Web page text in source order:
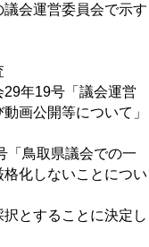
会運営委員会で示す
年19号「議会運営
画公開等について」
鳥取県議会での一
化しないことについ
とすることに決定し